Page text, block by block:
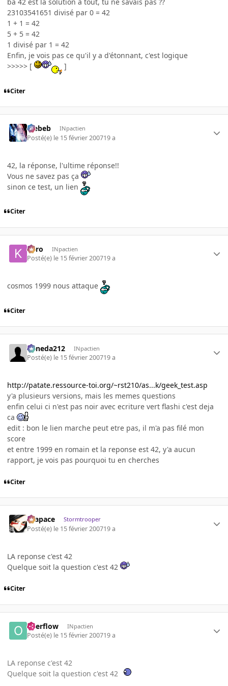
23103541651 divisé par 0 = 42
1 + 1 = 42
5 + 5 = 42
1 divisé par 1 = 42
Enfin, je vois pas ce qu'il y a d'étonnant, c'est logique
>>>>> [
]
Citer
Trebeb INpactien
Posté(e) le 15 février 200719 a
42, la réponse, l'ultime réponse!!
Vous ne savez pas ça
sinon ce test, un lien
Citer
kyro INpactien
Posté(e) le 15 février 200719 a
cosmos 1999 nous attaque
Citer
keneda212 INpactien
Posté(e) le 15 février 200719 a
http://patate.ressource-toi.org/~rst210/as...k/geek_test.asp
y'a plusieurs versions, mais les memes questions
enfin celui ci n'est pas noir avec ecriture vert flashi c'est deja
ca
edit : bon le lien marche peut etre pas, il m'a pas filé mon
score
et entre 1999 en romain et la reponse est 42, y'a aucun
rapport, je vois pas pourquoi tu en cherches
Citer
Krapace Stormtrooper
Posté(e) le 15 février 200719 a
LA reponse c'est 42
Quelque soit la question c'est 42
Citer
overflow INpactien
Posté(e) le 15 février 200719 a
LA reponse c'est 42
Quelque soit la question c'est 42